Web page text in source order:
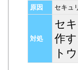
原因 セキュ
対処
セ
作
ト